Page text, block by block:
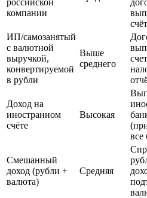
компании
ИП/самозанятый
с валютной
выручкой,
конвертируемой
в рубли
Выше
среднего
Доход на
иностранном
счёте
Высокая
все
Смешанный
доход (рубли +
валюта)
Средняя